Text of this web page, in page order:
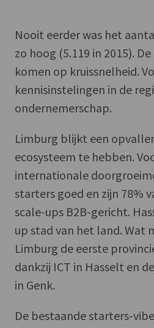
Nooit eerder was het
zo hoog (5.119 in 2015).
komen op kruissnelheid.
kennisinstelingen in de
ondernemerschap.
Limburg blijkt een
ecosysteem te hebben.
internationale
starters goed en zijn 78%
scale-ups B2B-gericht.
up stad van het land. Wat
Limburg de eerste
dankzij ICT in Hasselt en
in Genk.
De bestaande starters-